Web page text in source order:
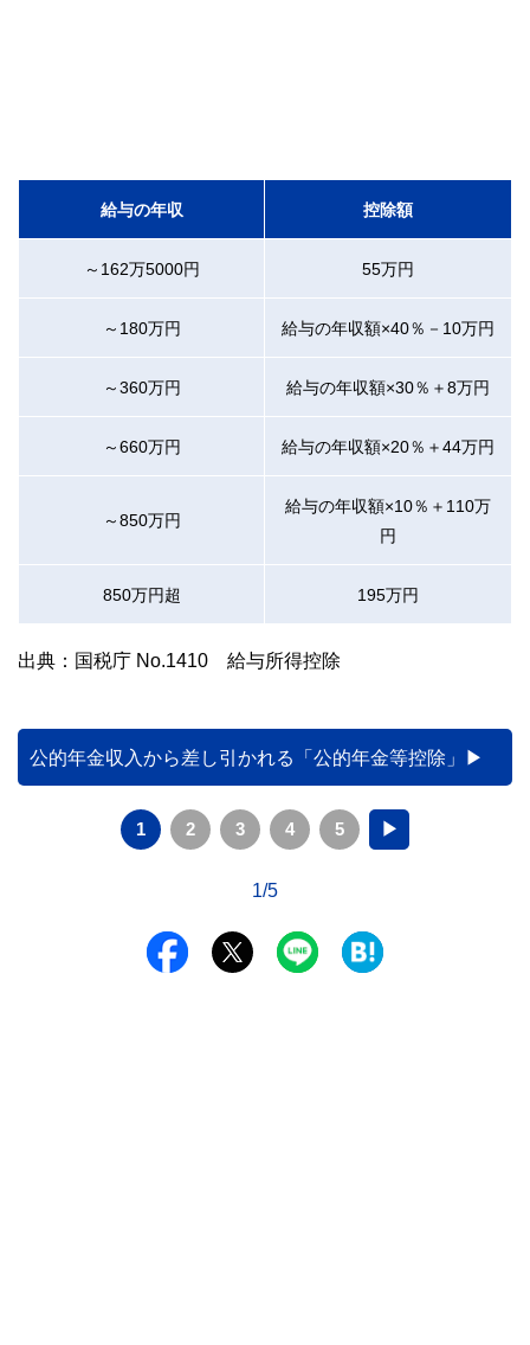
給与の年収 控除額
～162万5000円 55万円
～180万円 給与の年収額×40％－10万円
～360万円 給与の年収額×30％＋8万円
～660万円 給与の年収額×20％＋44万円
～850万円
給与の年収額×10％＋110万
円
850万円超 195万円
出典：国税庁 No.1410 給与所得控除
公的年金収入から差し引かれる「公的年金等控除」
1 2 3 4 5 ▶
1/5